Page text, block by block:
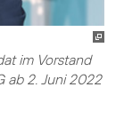
im Vorstand
ab 2. Juni 2022